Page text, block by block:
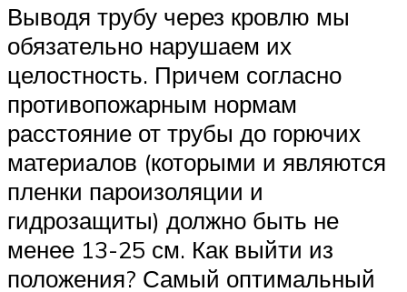
Выводя трубу через кровлю мы
обязательно нарушаем их
целостность. Причем согласно
противопожарным нормам
расстояние от трубы до горючих
материалов (которыми и являются
пленки пароизоляции и
гидрозащиты) должно быть не
менее 13-25 см. Как выйти из
положения? Самый оптимальный